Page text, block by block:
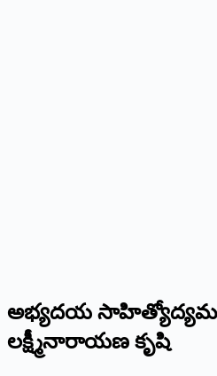
అభ్యదయ సాహిత్యోద్యమ
లక్ష్మీనారాయణ కృషి